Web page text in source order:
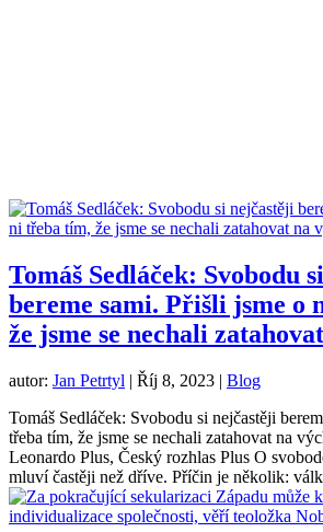
Tomáš Sedláček: Svobodu
bereme sami. Přišli jsme o
že jsme se nechali
autor: Jan Petrtyl | Říj 8, 2023 | Blog
Tomáš Sedláček: Svobodu si nejčastěji
třeba tím, že jsme se nechali zatahovat na
Leonardo Plus, Český rozhlas Plus O
mluví častěji než dříve. Příčin je několik: